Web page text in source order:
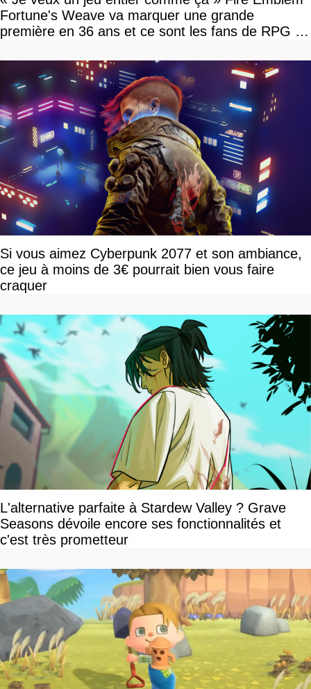
Fortune's Weave va marquer une grande
première en 36 ans et ce sont les fans de RPG en
Si vous aimez Cyberpunk 2077 et son ambiance,
ce jeu à moins de 3€ pourrait bien vous faire
craquer
L'alternative parfaite à Stardew Valley ? Grave
Seasons dévoile encore ses fonctionnalités et
c'est très prometteur